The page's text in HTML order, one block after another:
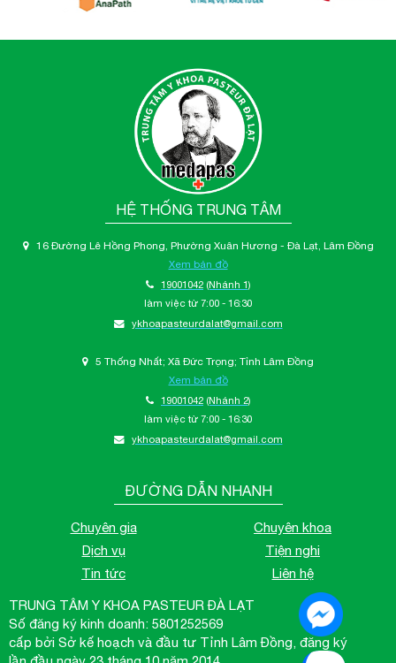
HỆ THỐNG TRUNG TÂM
16 Đường Lê Hồng Phong, Phường Xuân Hương - Đà Lạt, Lâm Đồng
Xem bản đồ
19001042 (Nhánh 1)
làm việc từ 7:00 - 16:30
ykhoapasteurdalat@gmail.com
5 Thống Nhất; Xã Đức Trọng; Tỉnh Lâm Đồng
Xem bản đồ
19001042 (Nhánh 2)
làm việc từ 7:00 - 16:30
ykhoapasteurdalat@gmail.com
ĐƯỜNG DẪN NHANH
Chuyên gia
Chuyên khoa
Dịch vụ
Tiện nghi
Tin tức
Liên hệ
TRUNG TÂM Y KHOA PASTEUR ĐÀ LẠT
Số đăng ký kinh doanh: 5801252569
cấp bởi Sở kế hoạch và đầu tư Tỉnh Lâm Đồng, đăng ký